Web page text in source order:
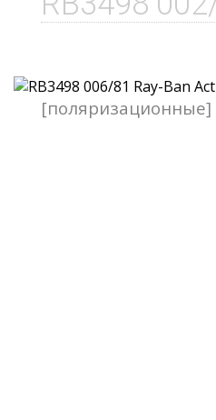
[поляризационные]